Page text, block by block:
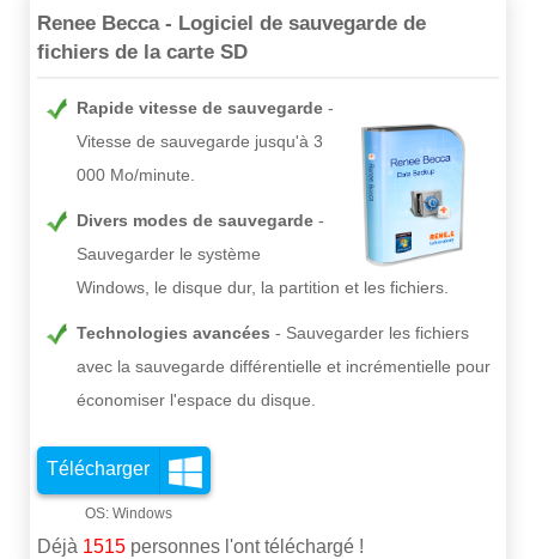
Renee Becca - Logiciel de sauvegarde de
fichiers de la carte SD
Rapide vitesse de sauvegarde
Vitesse de sauvegarde jusqu'à 3
000 Mo/minute.
Divers modes de sauvegarde
Sauvegarder le système
Windows, le disque dur, la partition et les fichiers.
Technologies avancées
Sauvegarder les fichiers
avec la sauvegarde différentielle et incrémentielle pour
économiser l'espace du disque.
Télécharger
Déjà 1515 personnes l'ont téléchargé !